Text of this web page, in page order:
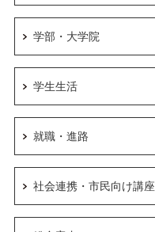
学部・大学院
学生生活
就職・進路
社会連携・市民向け講座